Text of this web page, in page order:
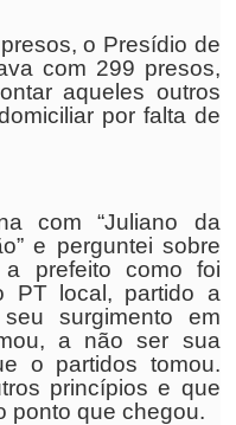
o Presídio de
com 299 presos,
aqueles outros
por falta de
com “Juliano da
e perguntei sobre
a prefeito como foi
PT local, partido a
surgimento em
a não ser sua
o partidos tomou.
princípios e que
ponto que chegou.